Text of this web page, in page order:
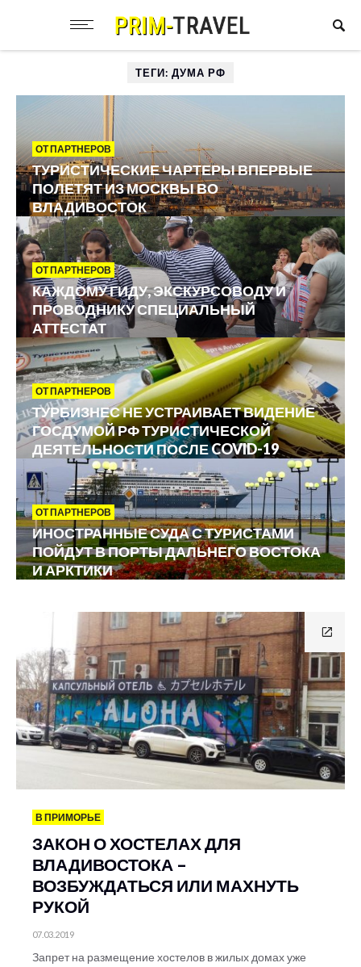
ТЕГИ: ДУМА РФ
ОТ ПАРТНЕРОВ
ТУРИСТИЧЕСКИЕ ЧАРТЕРЫ ВПЕРВЫЕ
ПОЛЕТЯТ ИЗ МОСКВЫ ВО
ВЛАДИВОСТОК
ОТ ПАРТНЕРОВ
КАЖДОМУ ГИДУ, ЭКСКУРСОВОДУ И
ПРОВОДНИКУ СПЕЦИАЛЬНЫЙ
АТТЕСТАТ
ОТ ПАРТНЕРОВ
ТУРБИЗНЕС НЕ УСТРАИВАЕТ ВИДЕНИЕ
ГОСДУМОЙ РФ ТУРИСТИЧЕСКОЙ
ДЕЯТЕЛЬНОСТИ ПОСЛЕ COVID-19
ОТ ПАРТНЕРОВ
ИНОСТРАННЫЕ СУДА С ТУРИСТАМИ
ПОЙДУТ В ПОРТЫ ДАЛЬНЕГО ВОСТОКА
И АРКТИКИ
В ПРИМОРЬЕ
ЗАКОН О ХОСТЕЛАХ ДЛЯ
ВЛАДИВОСТОКА –
ВОЗБУЖДАТЬСЯ ИЛИ МАХНУТЬ
РУКОЙ
07.03.2019
Запрет на размещение хостелов в жилых домах уже